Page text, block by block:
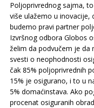
Poljoprivrednog sajma,
više ulažemo u inovacije,
budemo pravi partner
Izvršnog odbora Globos
želim da podvučem je da
svesti o neophodnosti
čak 85% poljoprivrednih
15% je osigurano, i to u
5% domaćinstava. Ako
procenat osiguranih